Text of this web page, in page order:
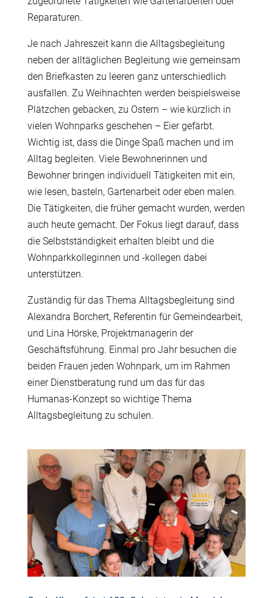
Reparaturen.
Je nach Jahreszeit kann die Alltagsbegleitung
neben der alltäglichen Begleitung wie gemeinsam
den Briefkasten zu leeren ganz unterschiedlich
ausfallen. Zu Weihnachten werden beispielsweise
Plätzchen gebacken, zu Ostern – wie kürzlich in
vielen Wohnparks geschehen – Eier gefärbt.
Wichtig ist, dass die Dinge Spaß machen und im
Alltag begleiten. Viele Bewohnerinnen und
Bewohner bringen individuell Tätigkeiten mit ein,
wie lesen, basteln, Gartenarbeit oder eben malen.
Die Tätigkeiten, die früher gemacht wurden, werden
auch heute gemacht. Der Fokus liegt darauf, dass
die Selbstständigkeit erhalten bleibt und die
Wohnparkkolleginnen und -kollegen dabei
unterstützen.
Zuständig für das Thema Alltagsbegleitung sind
Alexandra Borchert, Referentin für Gemeindearbeit,
und Lina Hörske, Projektmanagerin der
Geschäftsführung. Einmal pro Jahr besuchen die
beiden Frauen jeden Wohnpark, um im Rahmen
einer Dienstberatung rund um das für das
Humanas-Konzept so wichtige Thema
Alltagsbegleitung zu schulen.